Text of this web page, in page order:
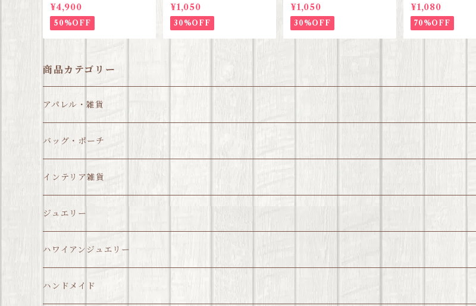
ント【ハワイアンジュエリ
ー】SALE
¥4,900
50%OFF
【ハワイアンジュエリー】S
ALE
¥1,050
30%OFF
【ハワイアンジュエリー】
¥1,050
30%OFF
トラップ 【３種
セール価格】
¥1,080
70%OFF
商品カテゴリー
アパレル・雑貨
バッグ・ポーチ
インテリア雑貨
ジュエリー
ハワイアンジュエリー
ハンドメイド